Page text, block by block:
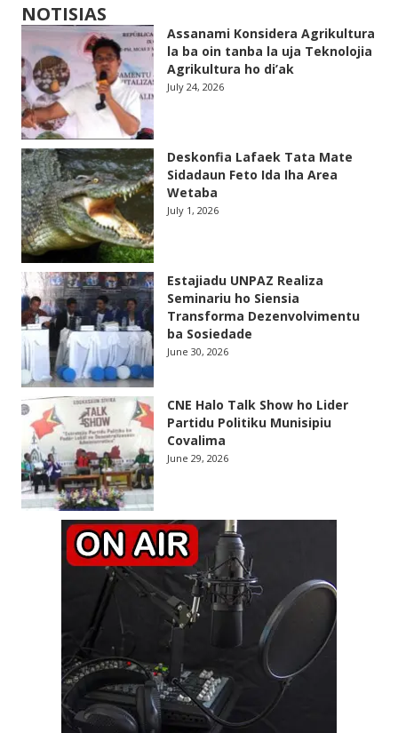
NOTISIAS
Assanami Konsidera Agrikultura
la ba oin tanba la uja Teknolojia
Agrikultura ho di’ak
July 24, 2026
Deskonfia Lafaek Tata Mate
Sidadaun Feto Ida Iha Area
Wetaba
July 1, 2026
Estajiadu UNPAZ Realiza
Seminariu ho Siensia
Transforma Dezenvolvimentu
ba Sosiedade
June 30, 2026
CNE Halo Talk Show ho Lider
Partidu Politiku Munisipiu
Covalima
June 29, 2026